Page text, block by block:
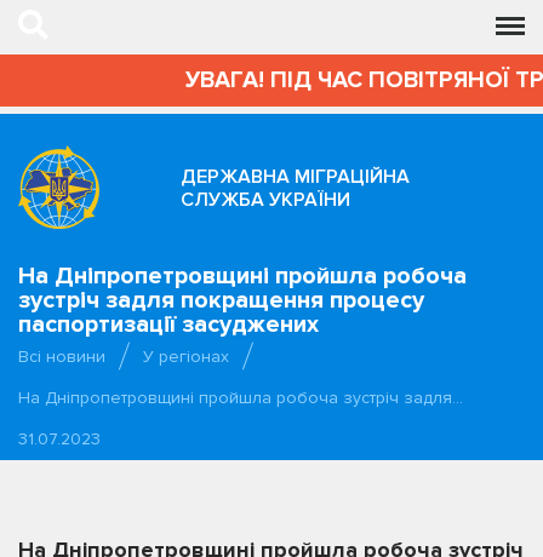
УВАГА! ПІД ЧАС ПОВІТРЯНОЇ
ДЕРЖАВНА МІГРАЦІЙНА
СЛУЖБА УКРАЇНИ
На Дніпропетровщині пройшла робоча
зустріч задля покращення процесу
паспортизації засуджених
Всі новини
У регіонах
На Дніпропетровщині пройшла робоча зустріч задля…
31.07.2023
На Дніпропетровщині пройшла робоча зустріч